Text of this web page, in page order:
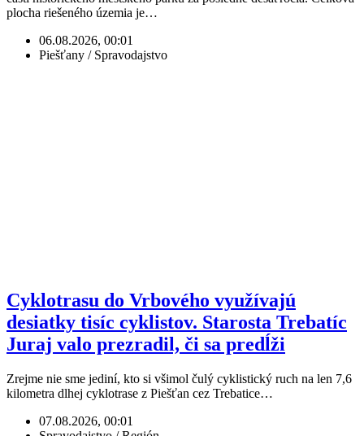
plocha riešeného územia je…
06.08.2026, 00:01
Piešťany / Spravodajstvo
Cyklotrasu do Vrbového využívajú
desiatky tisíc cyklistov. Starosta Trebatíc
Juraj valo prezradil, či sa predĺži
Zrejme nie sme jediní, kto si všimol čulý cyklistický ruch na len 7,6
kilometra dlhej cyklotrase z Piešťan cez Trebatice…
07.08.2026, 00:01